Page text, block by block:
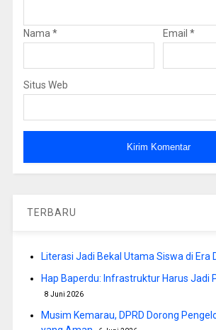
Nama * Email *
Situs Web
TERBARU
Literasi Jadi Bekal Utama Siswa di Era
Hap Baperdu: Infrastruktur Harus Jadi
8 Juni 2026
Musim Kemarau, DPRD Dorong